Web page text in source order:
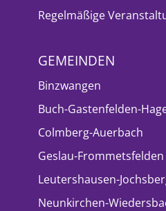
Regelmäßige
GEMEINDEN
Binzwangen
Buch-Gastenfelden-
Colmberg-Auerbach
Geslau-Frommetsfelden
Leutershausen-
Neunkirchen-